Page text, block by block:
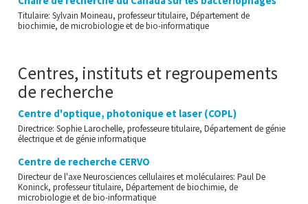
Titulaire: Sylvain Moineau, professeur titulaire, Département de
biochimie, de microbiologie et de bio-informatique
Centres, instituts et regroupements
de recherche
Centre d'optique, photonique et laser (COPL)
Directrice: Sophie Larochelle, professeure titulaire, Département de génie
électrique et de génie informatique
Centre de recherche CERVO
Directeur de l'axe Neurosciences cellulaires et moléculaires: Paul De
Koninck, professeur titulaire, Département de biochimie, de
microbiologie et de bio-informatique